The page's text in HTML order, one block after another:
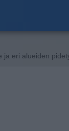
ja eri alueiden